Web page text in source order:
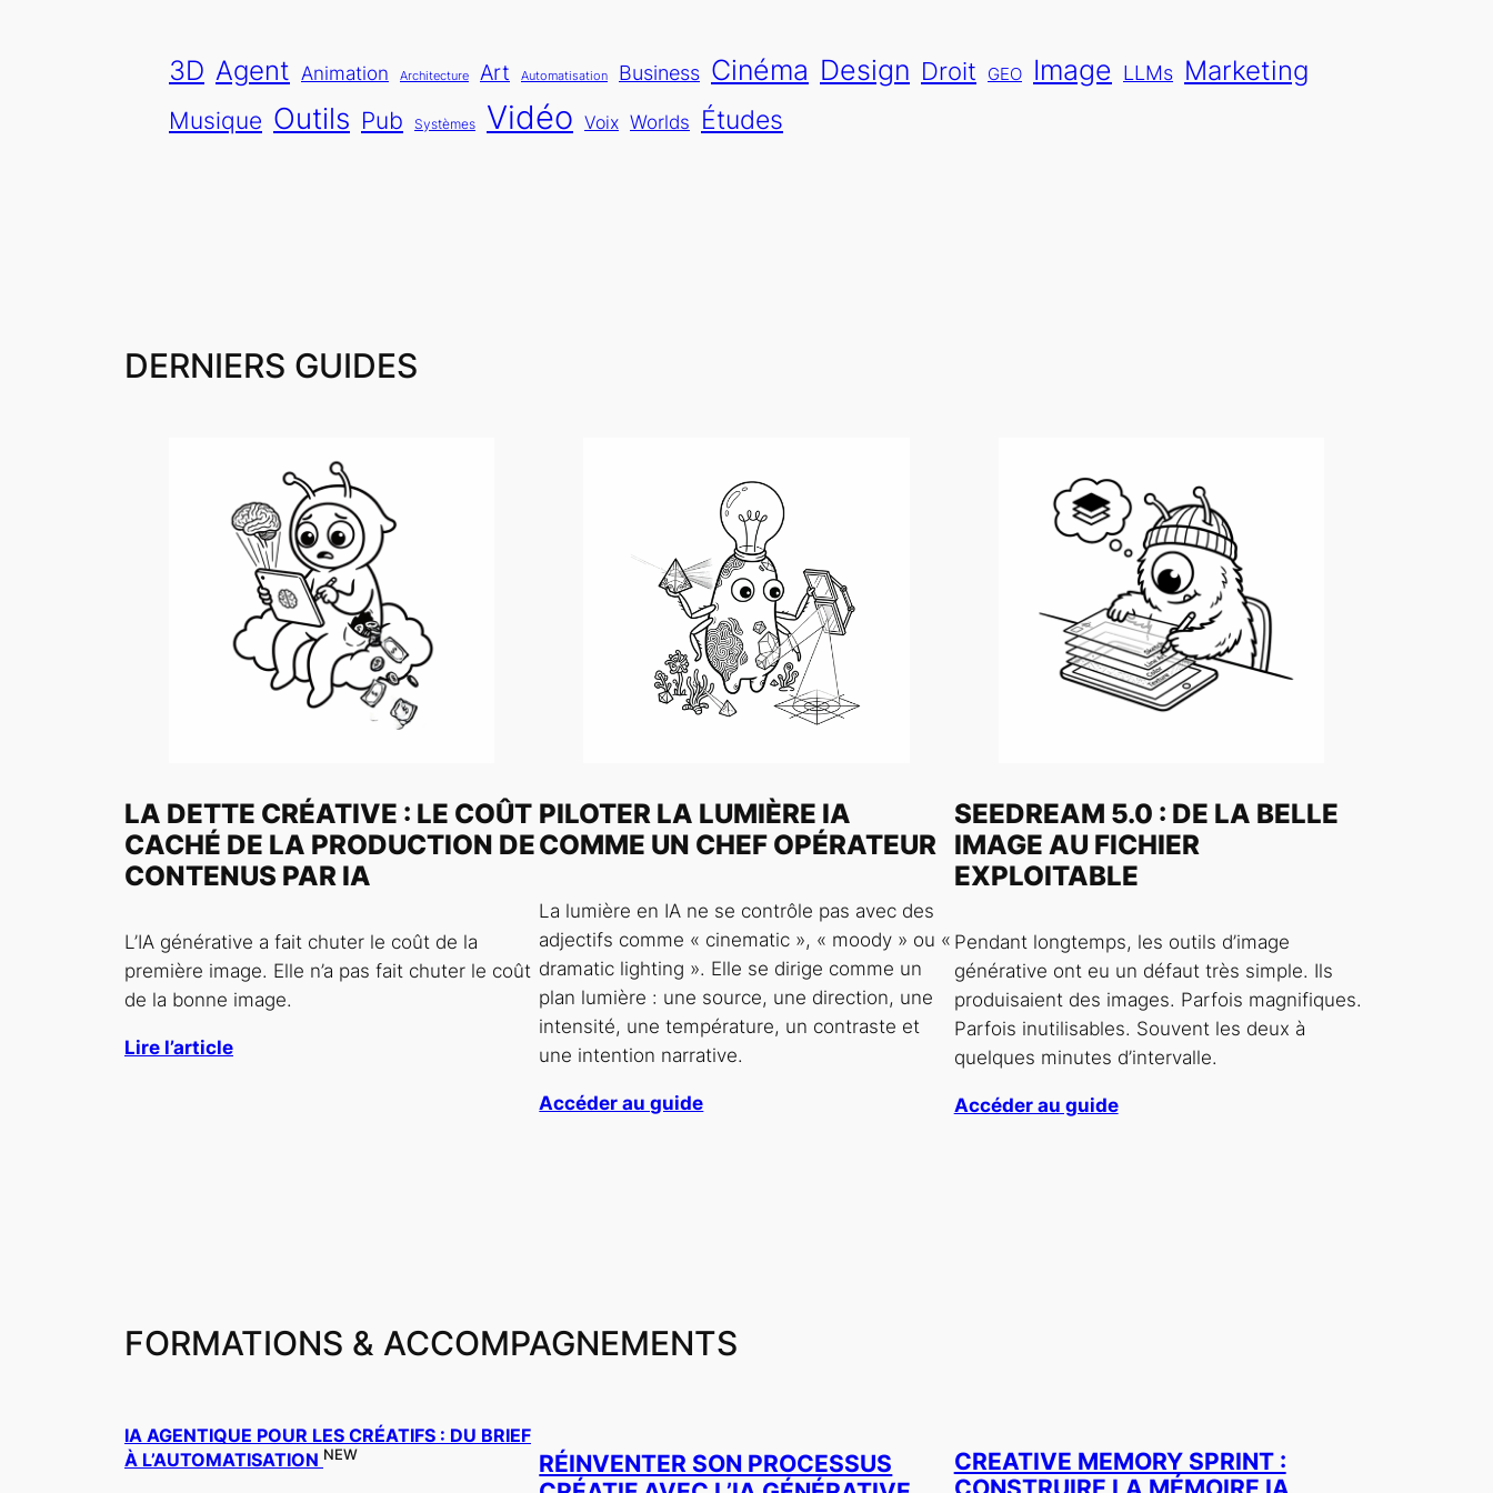
3D Agent Animation Architecture Art Automatisation Business Cinéma Design Droit GEO Image LLMs Marketing
Musique Outils Pub Systèmes Vidéo Voix Worlds Études
DERNIERS GUIDES
LA DETTE CRÉATIVE : LE COÛT
CACHÉ DE LA PRODUCTION DE
CONTENUS PAR IA
L’IA générative a fait chuter le coût de la
première image. Elle n’a pas fait chuter le coût
de la bonne image.
Lire l’article
PILOTER LA LUMIÈRE IA
COMME UN CHEF OPÉRATEUR
La lumière en IA ne se contrôle pas avec des
adjectifs comme « cinematic », « moody » ou «
dramatic lighting ». Elle se dirige comme un
plan lumière : une source, une direction, une
intensité, une température, un contraste et
une intention narrative.
Accéder au guide
SEEDREAM 5.0 : DE LA BELLE
IMAGE AU FICHIER
EXPLOITABLE
Pendant longtemps, les outils d’image
générative ont eu un défaut très simple. Ils
produisaient des images. Parfois magnifiques.
Parfois inutilisables. Souvent les deux à
quelques minutes d’intervalle.
Accéder au guide
FORMATIONS & ACCOMPAGNEMENTS
IA AGENTIQUE POUR LES CRÉATIFS : DU BRIEF
À L’AUTOMATISATION NEW
RÉINVENTER SON PROCESSUS
CREATIVE MEMORY SPRINT :